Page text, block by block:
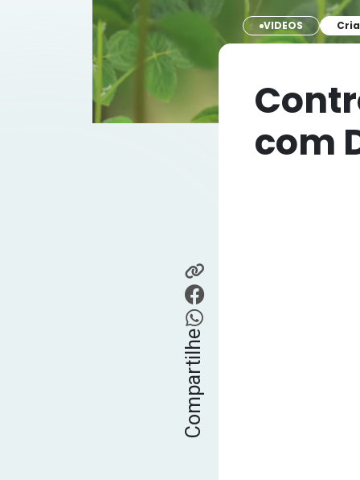
VIDEOS
Compartilhe
com